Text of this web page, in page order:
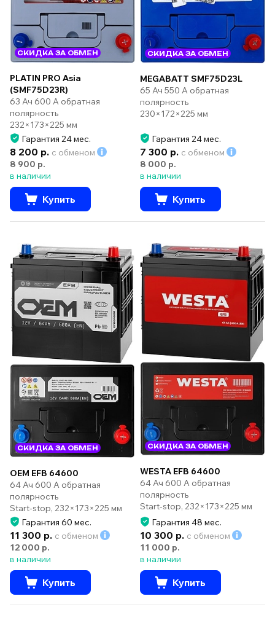
СКИДКА ЗА ОБМЕН
PLATIN PRO Asia
(SMF75D23R)
63 Ач 600 А обратная
полярность
232×173×225 мм
Гарантия 24 мес.
8 200 р. с обменом
8 900 р.
в наличии
Купить
СКИДКА ЗА ОБМЕН
MEGABATT SMF75D23L
65 Ач 550 А обратная
полярность
230×172×225 мм
Гарантия 24 мес.
7 300 р. с обменом
8 000 р.
в наличии
Купить
СКИДКА ЗА ОБМЕН
OEM EFB 64600
64 Ач 600 А обратная
полярность
Start-stop, 232×173×225 мм
Гарантия 60 мес.
11 300 р. с обменом
12 000 р.
в наличии
Купить
СКИДКА ЗА ОБМЕН
WESTA EFB 64600
64 Ач 600 А обратная
полярность
Start-stop, 232×173×225 мм
Гарантия 48 мес.
10 300 р. с обменом
11 000 р.
в наличии
Купить